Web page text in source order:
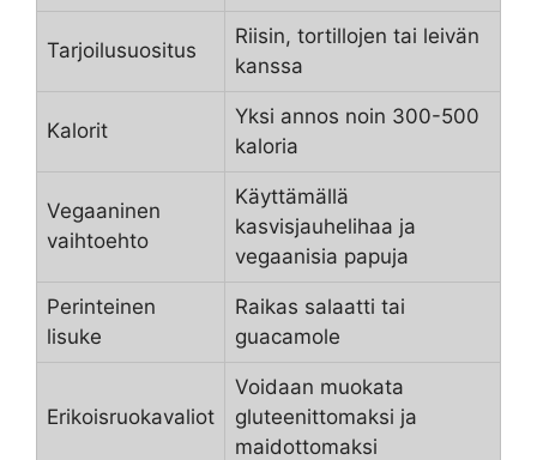
Tarjoilusuositus
Riisin, tortillojen tai leivän
kanssa
Kalorit
Yksi annos noin 300-500
kaloria
Vegaaninen
vaihtoehto
Käyttämällä
kasvisjauhelihaa ja
vegaanisia papuja
Perinteinen
lisuke
Raikas salaatti tai
guacamole
Erikoisruokavaliot
Voidaan muokata
gluteenittomaksi ja
maidottomaksi